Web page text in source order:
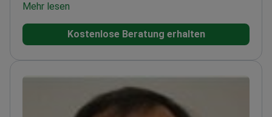
Hirnchirurgie
Chirurgie bei HirntumorenLeiter des Brain Tumor
Center am TeknonPräsident der European Skull Base
Mehr lesen
Kostenlose Beratung erhalten